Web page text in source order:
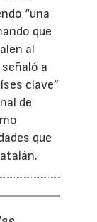
“una
que
al
a
clave”
de
que